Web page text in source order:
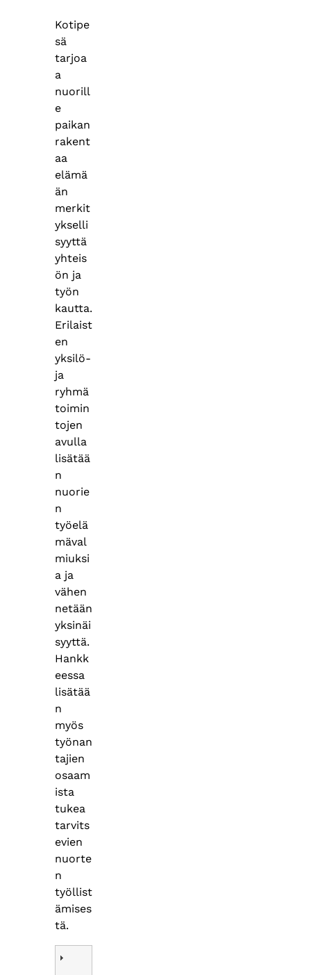
Kotipe
sä
tarjoa
a
nuorill
e
paikan
rakent
aa
elämä
än
merkit
ykselli
syyttä
yhteis
ön ja
työn
kautta.
Erilaist
en
yksilö-
ja
ryhmä
toimin
tojen
avulla
lisätää
n
nuorie
n
työelä
mäval
miuksi
a ja
vähen
netään
yksinäi
syyttä.
Hankk
eessa
lisätää
n
myös
työnan
tajien
osaam
ista
tukea
tarvits
evien
nuorte
n
työllist
ämises
tä.